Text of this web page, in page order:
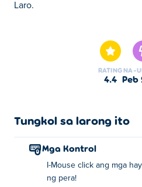
Laro.
RATING
4.4
NA-
Tungkol sa larong ito
Mga Kontrol
I-Mouse click ang mga
ng pera!